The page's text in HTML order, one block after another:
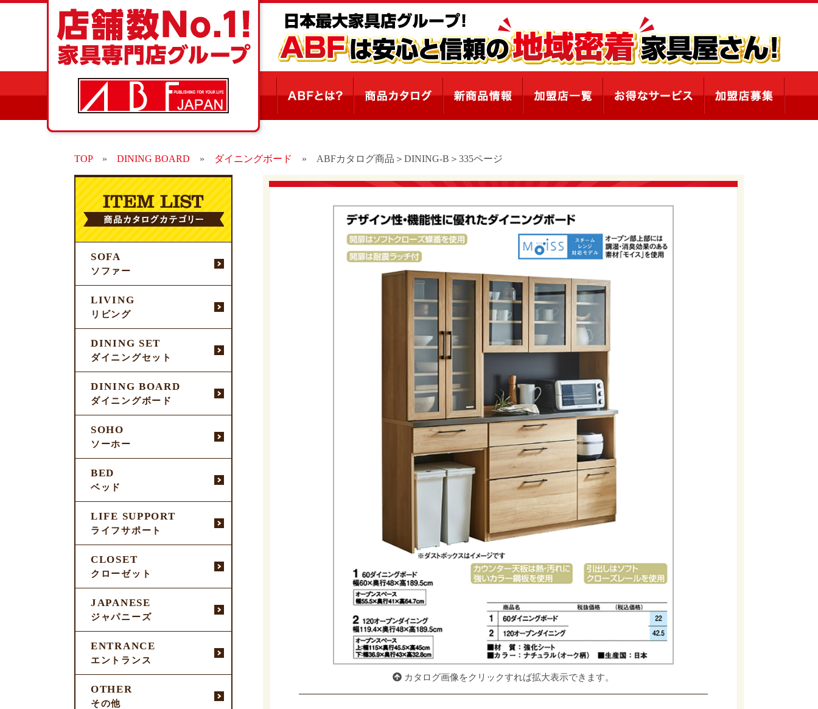
TOP» DINING BOARD » ダイニングボード » ABFカタログ商品＞DINING-B＞335ページ
SOFA
ソファー
LIVING
リビング
DINING SET
ダイニングセット
DINING BOARD
ダイニングボード
SOHO
ソーホー
BED
ベッド
LIFE SUPPORT
ライフサポート
CLOSET
クローゼット
JAPANESE
ジャパニーズ
ENTRANCE
エントランス
OTHER
その他
カタログ画像をクリックすれば拡大表示できます。